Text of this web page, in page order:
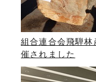
組合連合会飛騨林
催されました